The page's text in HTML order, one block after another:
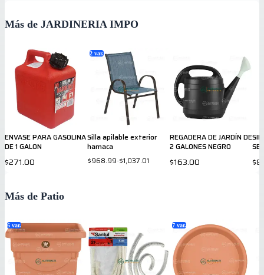
Más de JARDINERIA IMPO
ENVASE PARA GASOLINA
DE 1 GALON
$271.00
2 var.
Silla apilable exterior
hamaca
$968.99-$1,037.01
REGADERA DE JARDÍN DE
2 GALONES NEGRO
$163.00
Más de Patio
6 var. 7 var.